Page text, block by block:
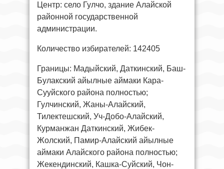
Центр: село Гулчо, здание Алайской
районной государственной
администрации.
Количество избирателей: 142405
Границы: Мадыйский, Даткинский, Баш-
Булакский айылные аймаки Кара-
Сууйского района полностью;
Гулчинский, Жаны-Алайский,
Тилектешский, Уч-Добо-Алайский,
Курманжан Даткинский, Жибек-
Жолский, Памир-Алайский айылные
аймаки Алайского района полностью;
Жекендинский, Кашка-Суйский, Чон-